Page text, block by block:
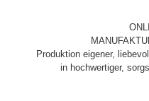
Produktion eigener,
in hochwertiger,